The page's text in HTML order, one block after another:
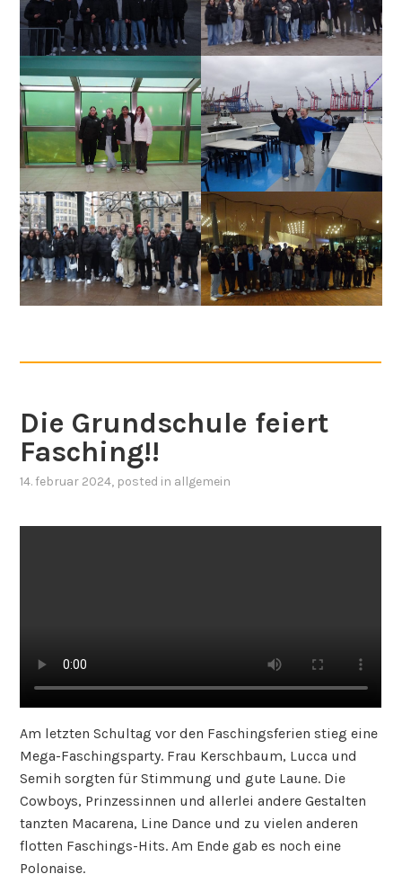
Die Grundschule feiert
Fasching!!
14. februar 2024, posted in allgemein
Am letzten Schultag vor den Faschingsferien stieg eine
Mega-Faschingsparty. Frau Kerschbaum, Lucca und
Semih sorgten für Stimmung und gute Laune. Die
Cowboys, Prinzessinnen und allerlei andere Gestalten
tanzten Macarena, Line Dance und zu vielen anderen
flotten Faschings-Hits. Am Ende gab es noch eine
Polonaise.